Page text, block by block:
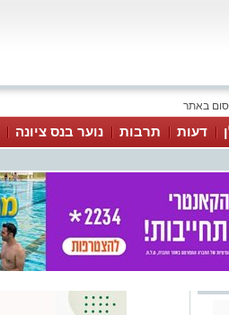
באתר
דעות תרבות נוער בנס ציונה